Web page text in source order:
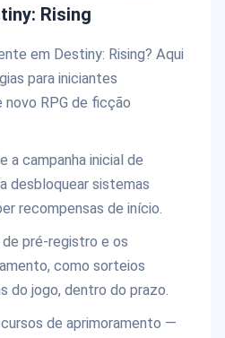
Rising
em Destiny: Rising? Aqui
para iniciantes
RPG de ficção
a campanha inicial de
desbloquear sistemas
recompensas de início.
pré-registro e os
como sorteios
do jogo, dentro do prazo.
de aprimoramento —